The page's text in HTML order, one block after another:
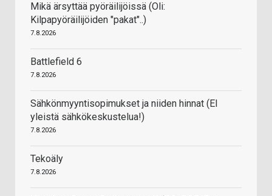
Mikä ärsyttää pyöräilijöissä (Oli:
Kilpapyöräilijöiden "pakat"..)
7.8.2026
Battlefield 6
7.8.2026
Sähkönmyyntisopimukset ja niiden hinnat (EI
yleistä sähkökeskustelua!)
7.8.2026
Tekoäly
7.8.2026